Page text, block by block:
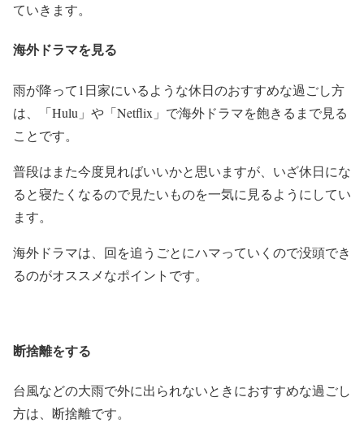
ていきます。
海外ドラマを見る
雨が降って1日家にいるような休日のおすすめな過ごし方
は、「Hulu」や「Netflix」で海外ドラマを飽きるまで見る
ことです。
普段はまた今度見ればいいかと思いますが、いざ休日にな
ると寝たくなるので見たいものを一気に見るようにしてい
ます。
海外ドラマは、回を追うごとにハマっていくので没頭でき
るのがオススメなポイントです。
断捨離をする
台風などの大雨で外に出られないときにおすすめな過ごし
方は、断捨離です。